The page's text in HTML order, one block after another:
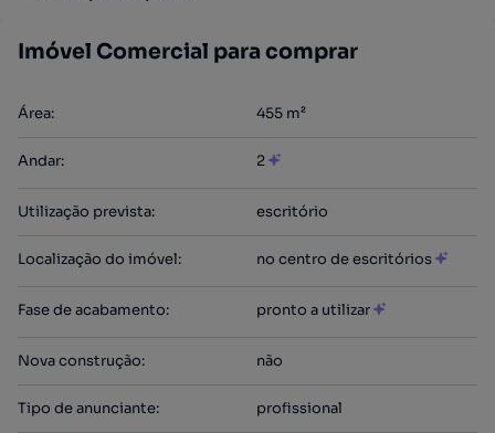
Imóvel Comercial para comprar
Área: 455 m²
Andar: 2
Utilização prevista: escritório
Localização do imóvel: no centro de escritórios
Fase de acabamento: pronto a utilizar
Nova construção: não
Tipo de anunciante: profissional